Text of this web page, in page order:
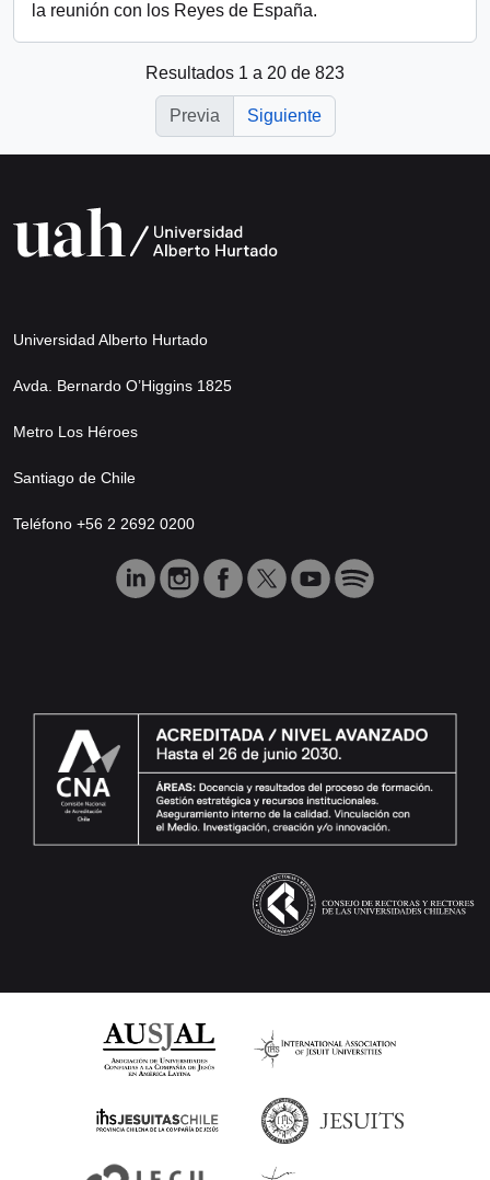
la reunión con los Reyes de España.
Resultados 1 a 20 de 823
Previa Siguiente
Universidad Alberto Hurtado
Avda. Bernardo O’Higgins 1825
Metro Los Héroes
Santiago de Chile
Teléfono +56 2 2692 0200